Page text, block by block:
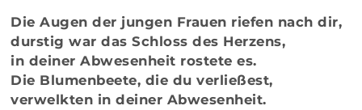
Die Augen der jungen Frauen riefen nach dir,
durstig war das Schloss des Herzens,
in deiner Abwesenheit rostete es.
Die Blumenbeete, die du verließest,
verwelkten in deiner Abwesenheit.